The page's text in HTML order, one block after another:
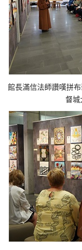
館長滿信法師讚嘆拼
督城